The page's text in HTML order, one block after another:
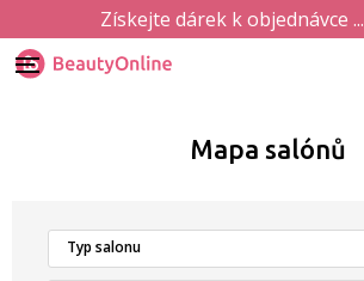
Získejte dárek k objednávce ...
Mapa salónů
Typ salonu